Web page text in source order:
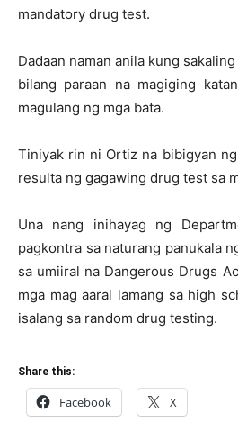
mandatory drug test.
Dadaan naman anila kung
bilang paraan na magiging
magulang ng mga bata.
Tiniyak rin ni Ortiz na bibigyan
resulta ng gagawing drug test sa
Una nang inihayag ng
pagkontra sa naturang panukala
sa umiiral na Dangerous Drugs
mga mag aaral lamang sa high
isalang sa random drug testing.
Share this:
Facebook X